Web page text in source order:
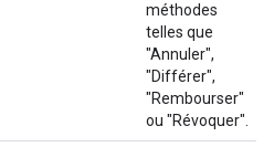
méthodes
telles que
"Annuler",
"Différer",
"Rembourser"
ou "Révoquer".